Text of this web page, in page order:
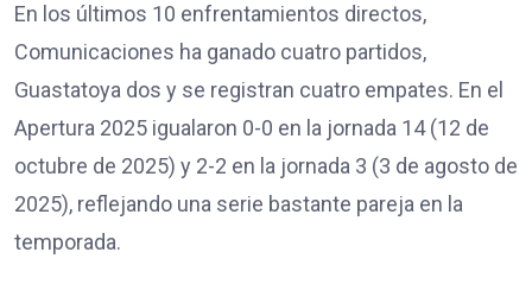
En los últimos 10 enfrentamientos directos,
Comunicaciones ha ganado cuatro partidos,
Guastatoya dos y se registran cuatro empates. En el
Apertura 2025 igualaron 0-0 en la jornada 14 (12 de
octubre de 2025) y 2-2 en la jornada 3 (3 de agosto de
2025), reflejando una serie bastante pareja en la
temporada.